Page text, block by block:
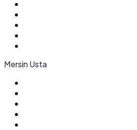
Mersin Usta